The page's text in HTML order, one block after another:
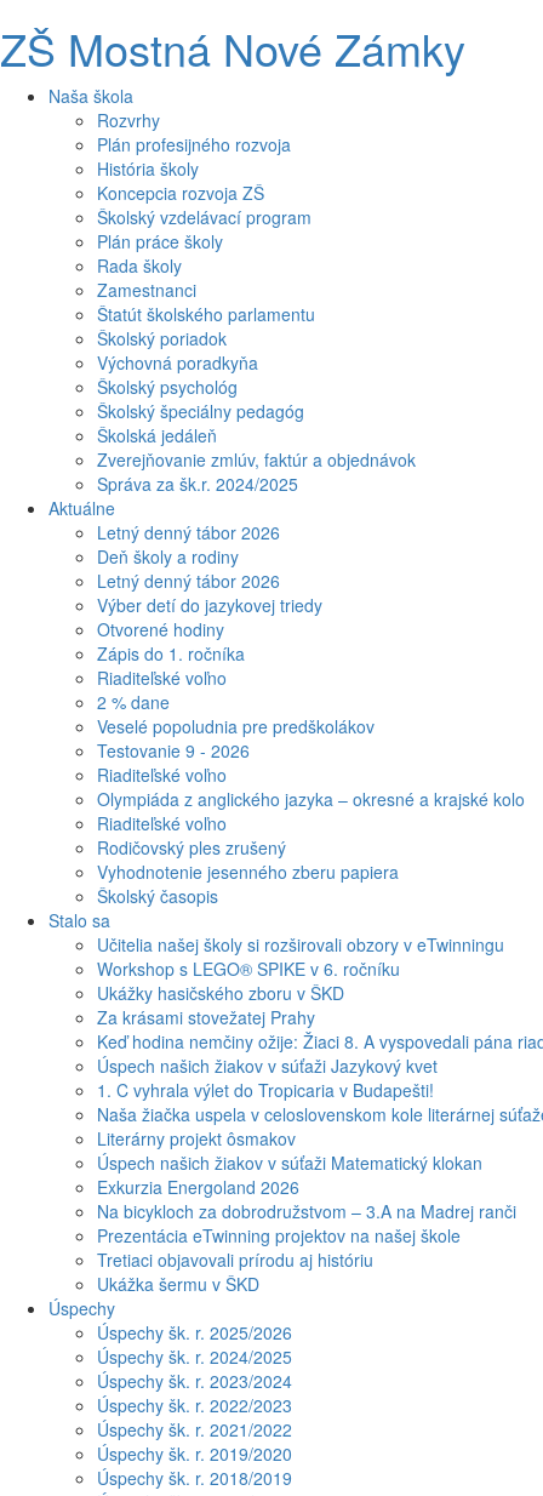
ZŠ Mostná Nové Zámky
Naša škola
Rozvrhy
Plán profesijného rozvoja
História školy
Koncepcia rozvoja ZŠ
Školský vzdelávací program
Plán práce školy
Rada školy
Zamestnanci
Štatút školského parlamentu
Školský poriadok
Výchovná poradkyňa
Školský psychológ
Školský špeciálny pedagóg
Školská jedáleň
Zverejňovanie zmlúv, faktúr a objednávok
Správa za šk.r. 2024/2025
Aktuálne
Letný denný tábor 2026
Deň školy a rodiny
Letný denný tábor 2026
Výber detí do jazykovej triedy
Otvorené hodiny
Zápis do 1. ročníka
Riaditeľské voľno
2 % dane
Veselé popoludnia pre predškolákov
Testovanie 9 - 2026
Riaditeľské voľno
Olympiáda z anglického jazyka – okresné a krajské kolo
Riaditeľské voľno
Rodičovský ples zrušený
Vyhodnotenie jesenného zberu papiera
Školský časopis
Stalo sa
Učitelia našej školy si rozširovali obzory v eTwinningu
Workshop s LEGO® SPIKE v 6. ročníku
Ukážky hasičského zboru v ŠKD
Za krásami stovežatej Prahy
Keď hodina nemčiny ožije: Žiaci 8. A vyspovedali pána
Úspech našich žiakov v súťaži Jazykový kvet
1. C vyhrala výlet do Tropicaria v Budapešti!
Naša žiačka uspela v celoslovenskom kole literárnej
Literárny projekt ôsmakov
Úspech našich žiakov v súťaži Matematický klokan
Exkurzia Energoland 2026
Na bicykloch za dobrodružstvom – 3.A na Madrej ranči
Prezentácia eTwinning projektov na našej škole
Tretiaci objavovali prírodu aj históriu
Ukážka šermu v ŠKD
Úspechy
Úspechy šk. r. 2025/2026
Úspechy šk. r. 2024/2025
Úspechy šk. r. 2023/2024
Úspechy šk. r. 2022/2023
Úspechy šk. r. 2021/2022
Úspechy šk. r. 2019/2020
Úspechy šk. r. 2018/2019